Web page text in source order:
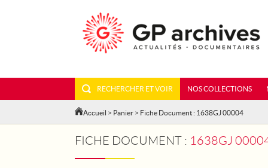
RECHERCHER ET VOIR NOS COLLECTIONS
Accueil > Panier > Fiche Document : 1638GJ 00004
FICHE DOCUMENT : 1638GJ 00004 -